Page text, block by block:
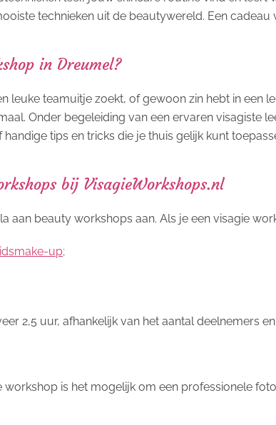
technieken uit de beautywereld. Een
in Dreumel?
leuke teamuitje zoekt, of gewoon zin hebt in een
Onder begeleiding van een ervaren visagiste
tips en tricks die je thuis gelijk kunt
bij VisagieWorkshops.nl
aan beauty workshops aan. Als je een visagie
up;
2,5 uur, afhankelijk van het aantal deelnemers
is het mogelijk om een professionele